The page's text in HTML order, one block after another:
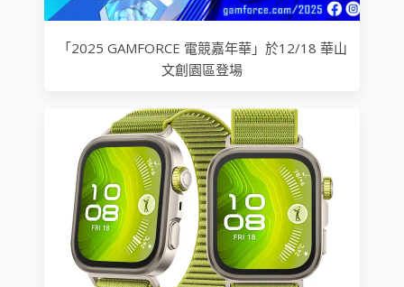
「2025 GAMFORCE 電競嘉年華」於12/18 華山
文創園區登場